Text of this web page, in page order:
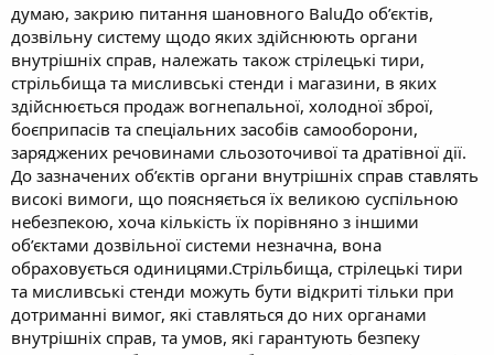
думаю, закрию питання шановного BaluДо об’єктів,
дозвільну систему щодо яких здійснюють органи
внутрішніх справ, належать також стрілецькі тири,
стрільбища та мисливські стенди і магазини, в яких
здійснюється продаж вогнепальної, холодної зброї,
боєприпасів та спеціальних засобів самооборони,
заряджених речовинами сльозоточивої та дратівної дії.
До зазначених об’єктів органи внутрішніх справ ставлять
високі вимоги, що поясняється їх великою суспільною
небезпекою, хоча кількість їх порівняно з іншими
об’єктами дозвільної системи незначна, вона
обраховується одиницями.Стрільбища, стрілецькі тири
та мисливські стенди можуть бути відкриті тільки при
дотриманні вимог, які ставляться до них органами
внутрішніх справ, та умов, які гарантують безпеку